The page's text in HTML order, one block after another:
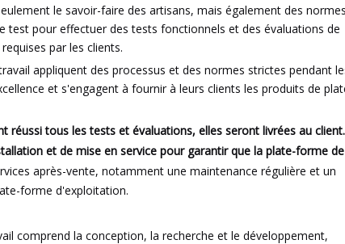
le savoir-faire des artisans, mais également des normes
test pour effectuer des tests fonctionnels et des évaluations de
par les clients.
appliquent des processus et des normes strictes pendant
et s'engagent à fournir à leurs clients les produits de
tous les tests et évaluations, elles seront livrées au
et de mise en service pour garantir que la plate-forme de
après-vente, notamment une maintenance régulière et un
forme d'exploitation.
comprend la conception, la recherche et le développement,